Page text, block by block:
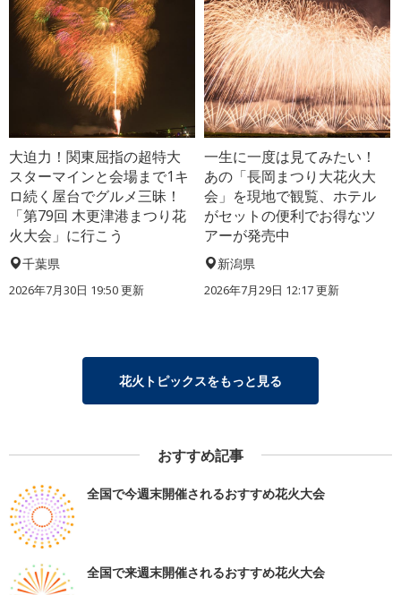
大迫力！関東屈指の超特大
スターマインと会場まで1キ
ロ続く屋台でグルメ三昧！
「第79回 木更津港まつり花
火大会」に行こう
千葉県
2026年7月30日 19:50 更新
一生に一度は見てみたい！
あの「長岡まつり大花火大
会」を現地で観覧、ホテル
がセットの便利でお得なツ
アーが発売中
新潟県
2026年7月29日 12:17 更新
花火トピックスをもっと見る
おすすめ記事
全国で今週末開催されるおすすめ花火大会
全国で来週末開催されるおすすめ花火大会